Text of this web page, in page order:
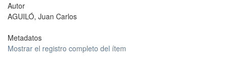
Autor
AGUILÓ, Juan Carlos
Metadatos
Mostrar el registro completo del ítem